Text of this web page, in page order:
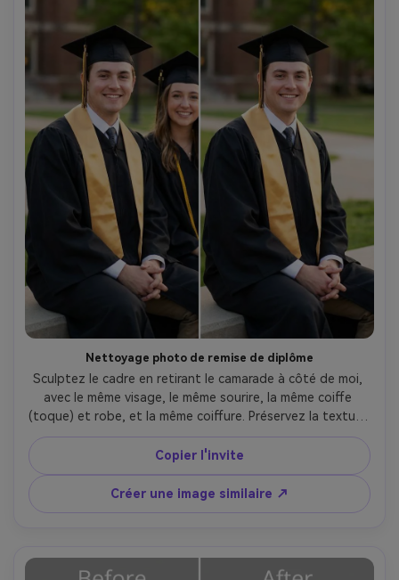
Nettoyage photo de remise de diplôme
Sculptez le cadre en retirant le camarade à côté de moi,
avec le même visage, le même sourire, la même coiffe
(toque) et robe, et la même coiffure. Préservez la texture
du pompon, les plis de la toge et les détails d’arrière-plan
du campus sous la même lumière., texture du tissu
préservée --ar 4:5
Copier l'invite
Créer une image similaire ↗